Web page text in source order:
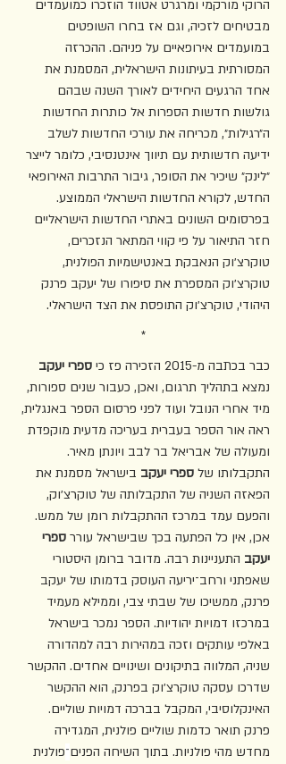
הרוקי מורקמי ומרגרט אטווד הוזכרו כמועמדים
מבטיחים לזכיה, וגם אז בחרו השופטים
במועמדים אירופאיים על פניהם. ההכרזה
המסורתית בעיתונות הישראלית, המסמנת את
אחד הרגעים היחידים לאורך השנה שבהם
גולשות חדשות הספרות אל כותרות החדשות
ה״רגילות״, מכריחה את עורכי החדשות לשלב
ידיעה חדשותית עם תיווך אינטנסיבי, כלומר לייצר
״לינק״ שיכיר את הסופר, גיבור התרבות האירופאי
החדש, לקורא החדשות הישראלי הממוצע.
בפרסומים השונים באתרי החדשות הישראליים
חזר התיאור על פי קווי המתאר הנזכרים,
טוקרצ׳וק הנאבקת באנטישמיות הפולנית,
טוקרצ׳וק המספרת את סיפורו של יעקב פרנק
היהודי, טוקרצ׳וק התופסת את הצד הישראלי.
*
כבר בכתבה מ-2015 הזכירה פז כי
ספרי יעקב
נמצא בתהליך תרגום, ואכן, כעבור שנים ספורות,
מיד אחרי הנובל ועוד לפני פרסום הספר באנגלית,
ראה אור הספר בעברית בעריכה מדעית מוקפדת
ומעולה של אבריאל בר לבב ויונתן מאיר.
התקבלותו של ספרי יעקב בישראל מסמנת את
הפאזה השניה של התקבלותה של טוקרצ׳וק,
והפעם עמד במרכז ההתקבלות רומן של ממש.
אכן, אין כל הפתעה בכך שבישראל עורר ספרי
יעקב התעניינות רבה. מדובר ברומן היסטורי
שאפתני ורחב־יריעה העוסק בדמותו של יעקב
פרנק, ממשיכו של שבתי צבי, וממילא מעמיד
במרכזו דמויות יהודיות. הספר נמכר בישראל
באלפי עותקים וזכה במהירות רבה למהדורה
שניה, המלווה בתיקונים ושינויים אחדים. ההקשר
שדרכו עסקה טוקרצ׳וק בפרנק, הוא ההקשר
האינקלוסיבי, המקבל בברכה דמויות שוליים.
פרנק תואר כדמות שוליים פולנית, המגדירה
מחדש מהי פולניות. בתוך השיחה הפנים־פולנית